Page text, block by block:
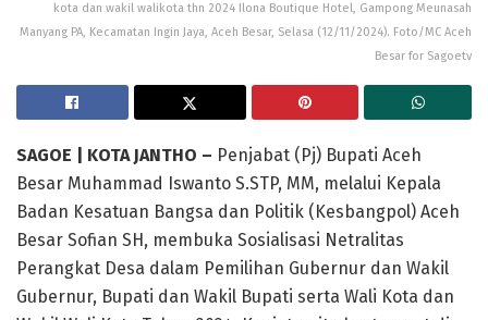
kota dan wakil walikota thn 2024 Ilona Boutique Hotel, Gampong Meunasah
Manyang PA, Kecamatan Ingin Jaya, Aceh Besar, Selasa (12/11/2024). Foto/MC Aceh
Besar for Sagoetv
SAGOE | KOTA JANTHO – Penjabat (Pj) Bupati Aceh
Besar Muhammad Iswanto S.STP, MM, melalui Kepala
Badan Kesatuan Bangsa dan Politik (Kesbangpol) Aceh
Besar Sofian SH, membuka Sosialisasi Netralitas
Perangkat Desa dalam Pemilihan Gubernur dan Wakil
Gubernur, Bupati dan Wakil Bupati serta Wali Kota dan